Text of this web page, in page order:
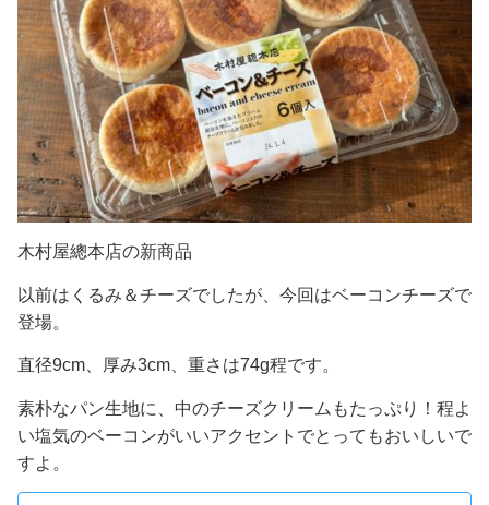
木村屋總本店の新商品
以前はくるみ＆チーズでしたが、今回はベーコンチーズで
登場。
直径9cm、厚み3cm、重さは74g程です。
素朴なパン生地に、中のチーズクリームもたっぷり！程よ
い塩気のベーコンがいいアクセントでとってもおいしいで
すよ。